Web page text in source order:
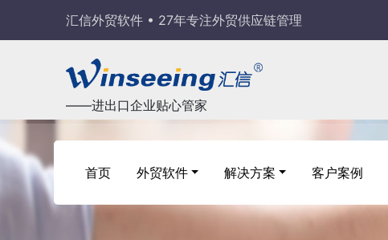
汇信外贸软件 • 27年专注外贸供应链管理
——进出口企业贴心管家
首页 外贸软件 解决方案 客户案例